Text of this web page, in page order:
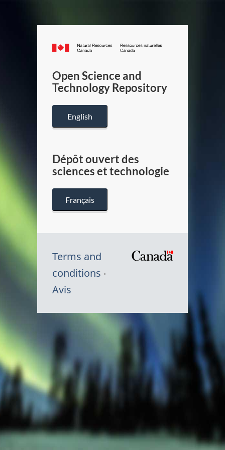
Canada.ca
/
Canada
Open Science and
Technology Repository
English
Dépôt ouvert des
sciences et technologie
Français
Terms and
conditions
Avis
Canada